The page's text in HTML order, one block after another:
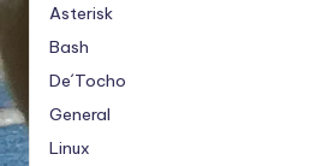
Asterisk
Bash
De´Tocho
General
Linux